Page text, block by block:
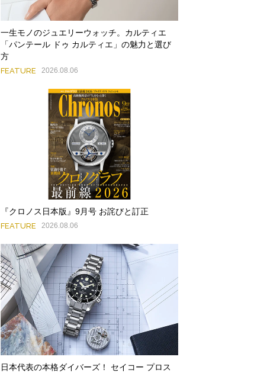
一生モノのジュエリーウォッチ。カルティエ
「パンテール ドゥ カルティエ」の魅力と選び
方
FEATURE 2026.08.06
『クロノス日本版』9月号 お詫びと訂正
FEATURE 2026.08.06
日本代表の本格ダイバーズ！ セイコー プロス